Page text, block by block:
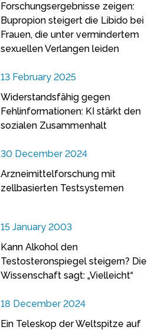
Forschungsergebnisse zeigen:
Bupropion steigert die Libido bei
Frauen, die unter vermindertem
sexuellen Verlangen leiden
13 February 2025
Widerstandsfähig gegen
Fehlinformationen: KI stärkt den
sozialen Zusammenhalt
30 December 2024
Arzneimittelforschung mit
zellbasierten Testsystemen
15 January 2003
Kann Alkohol den
Testosteronspiegel steigern? Die
Wissenschaft sagt: „Vielleicht“
18 December 2024
Ein Teleskop der Weltspitze auf